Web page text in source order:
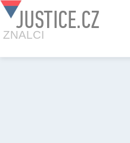
JUSTICE.CZ
ZNALCI